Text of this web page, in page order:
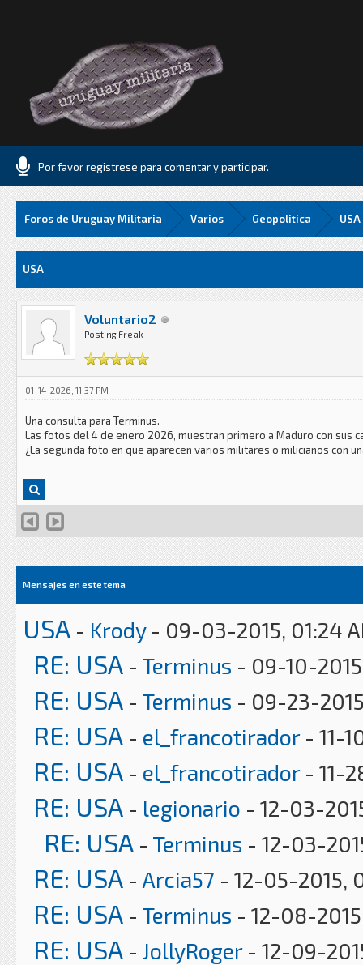
Por favor registrese para comentar y participar.
Foros de Uruguay Militaria Varios Geopolitica USA
USA
Voluntario2
Posting Freak
01-14-2026, 11:37 PM
Una consulta para Terminus.
Las fotos del 4 de enero 2026, muestran primero a Maduro con sus
¿La segunda foto en que aparecen varios militares o milicianos con
Mensajes en este tema
USA - Krody- 09-03-2015, 01:24
RE: USA - Terminus - 09-10-
RE: USA - Terminus - 09-23-
RE: USA - el_francotirador- 11-
RE: USA - el_francotirador- 11-
RE: USA - legionario - 12-03-
RE: USA - Terminus - 12-03-
RE: USA - Arcia57 - 12-05-2015,
RE: USA - Terminus - 12-08-
RE: USA - JollyRoger- 12-09-